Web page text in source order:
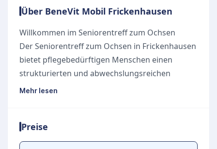
Über BeneVit Mobil Frickenhausen
Willkommen im Seniorentreff zum Ochsen
Der Seniorentreff zum Ochsen in Frickenhausen
bietet pflegebedürftigen Menschen einen
strukturierten und abwechslungsreichen
Tagesablauf in einer familiären Atmosphäre. Im
Vereinsamung vorzubeugen und die geistige
sowie körperliche Mobilität der Gäste gezielt zu
Mehr lesen
Preise